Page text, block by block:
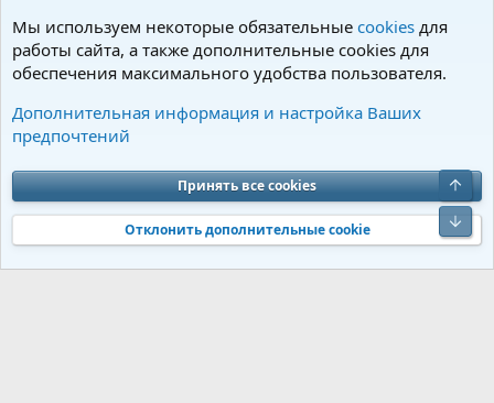
Пользователи
Cookies Charm by DCom
Обратная связь
Условия и правила
Политика конфиденциальности
Помощь
S
S
Community platform by XenForo® © 2010-2026 XenForo Ltd. Перевод от
Jumuro®|Media embeds via s9e/MediaSites
Мы используем некоторые обязательные cookies для
работы сайта, а также дополнительные cookies для
обеспечения максимального удобства пользователя.
Дополнительная информация и настройка Ваших
предпочтений
Принять все cookies
Отклонить дополнительные cookie
Верх
Низ